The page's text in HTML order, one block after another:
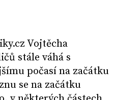
Vojtěcha
stále váhá s
počasí na začátku
se na začátku